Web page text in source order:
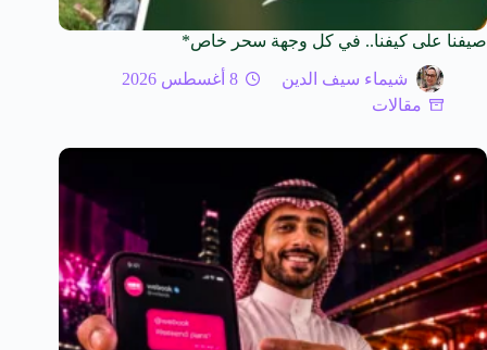
صيفنا على كيفنا.. في كل وجهة سحر خاص*
شيماء سيف الدين
8 أغسطس 2026
مقالات